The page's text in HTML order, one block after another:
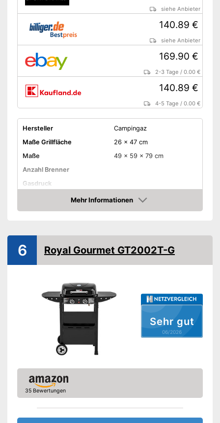
siehe Anbieter
140.89 €
siehe Anbieter
169.90 €
2-3 Tage /0.00 €
140.89 €
4-5 Tage /0.00 €
Hersteller
Campingaz
Maße Grillfläche
26 x 47 cm
Maße
49 x 59 x 79 cm
Anzahl Brenner
Gasdruck
Haube
Temperaturanzeige
Amazon Lieferzeit
siehe Anbieter
Mehr Informationen
Amazon
Sehr gut
06/2026
6 Royal Gourmet GT2002T-G
35 Bewertungen